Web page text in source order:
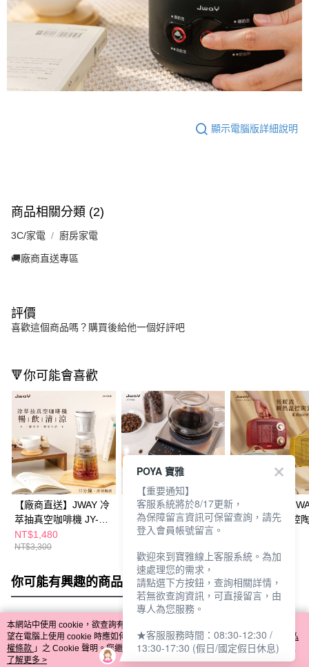
顯示電腦版詳細說明
商品相關分類 (2)
3C/家電 廚房家電
🚚廠商直送專區
評價
喜歡這個商品嗎？購買後給他一個好評吧
🔻你可能會喜歡
【廠商直送】JWAY 冷
萃抽真空咖啡機 JY-
CF315
NT$1,480
NT$3,300
【廠商直送】JWAY粉
水比咖啡料理秤
NT$688
【廠商直送】
暖流｜瞬熱溫控
你可能有興趣的商品 全站排行
熱門標籤
本網站中使用 cookie，欲查詢有關本網站使用 cookie 方式之詳情，及若您不希
望在電腦上使用 cookie 時應如何變更電腦的 cookie 設定，請參閱本網站「
隱私
權條款 」之 Cookie 聲明。您繼續使用本網站即表示您同意本公司得按本網站使
用條款之 Cookie 聲明使用 cookie。
了解更多 >
POYA 寶雅
【重要通知】
客服系統將於8/17更新，
為保障留言資訊可保留查詢，請先
登入會員帳號留言。
歡迎來到寶雅線上客服系統。為加
速處理您的需求，
請點選下方按鈕，查詢相關詳情，
若無欲查詢資訊，可直接留言，由
專人為您服務。
★客服服務時間：08:30-12:30 /
13:30-17:30 (假日/國定假日休息)